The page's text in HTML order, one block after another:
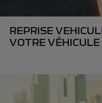
REPRISE
VOTRE VÉHICULE